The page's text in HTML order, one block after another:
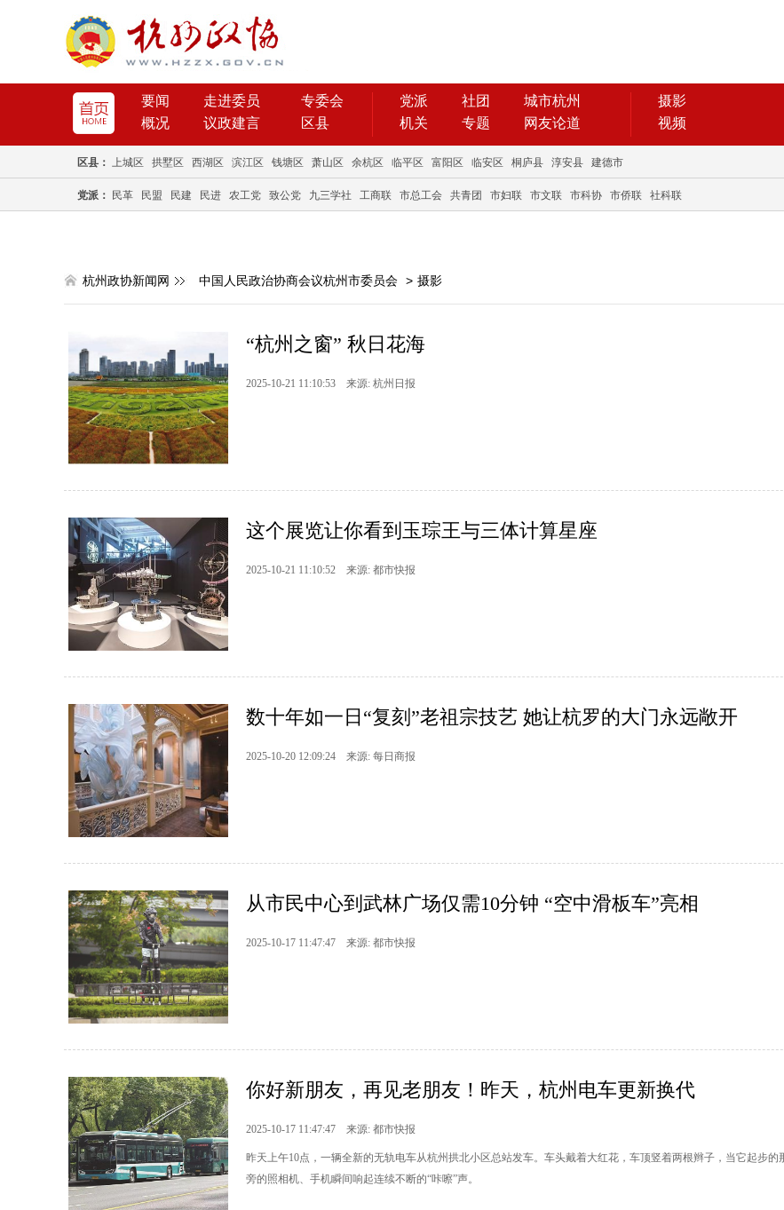
要闻 走进委员
专委会
概况
议政建言 区县
党派 社团
城市杭州
机关
专题 网友论道
摄影
视频
区县： 上城区 拱墅区 西湖区 滨江区 钱塘区 萧山区 余杭区 临平区 富阳区 临安区 桐庐县 淳安县 建德市
党派： 民革 民盟 民建 民进 农工党 致公党 九三学社 工商联 市总工会 共青团 市妇联 市文联 市科协 市侨联 社科联
杭州政协新闻网 中国人民政治协商会议杭州市委员会 > 摄影
“杭州之窗” 秋日花海
2025-10-21 11:10:53 来源: 杭州日报
这个展览让你看到玉琮王与三体计算星座
2025-10-21 11:10:52 来源: 都市快报
数十年如一日“复刻”老祖宗技艺 她让杭罗的大门永远敞开
2025-10-20 12:09:24 来源: 每日商报
从市民中心到武林广场仅需10分钟 “空中滑板车”亮相
2025-10-17 11:47:47 来源: 都市快报
你好新朋友，再见老朋友！昨天，杭州电车更新换代
2025-10-17 11:47:47 来源: 都市快报
昨天上午10点，一辆全新的无轨电车从杭州拱北小区总站发车。车头戴着大红花，车顶竖着两根辫子，当它起步的
旁的照相机、手机瞬间响起连续不断的“咔嚓”声。